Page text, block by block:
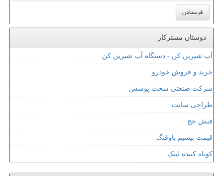
دوستان مسترکار
آب شیرین کن - دستگاه آب شیرین کن
خرید و فروش خودرو
شرکت صنعتی سخت پوشش
طراحی سایت
فیش حج
قیمت بیسیم باوفنگ
کوتاه کننده لینک